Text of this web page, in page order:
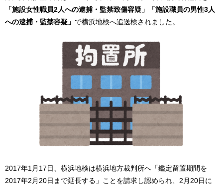
「施設女性職員2人への逮捕・監禁致傷容疑」「施設職員の男性3人
への逮捕・監禁容疑」 で横浜地検へ追送検されました。
2017年1月17日、横浜地検は横浜地方裁判所へ「鑑定留置期間を
2017年2月20日まで延長する」ことを請求し認められ、2月20日に